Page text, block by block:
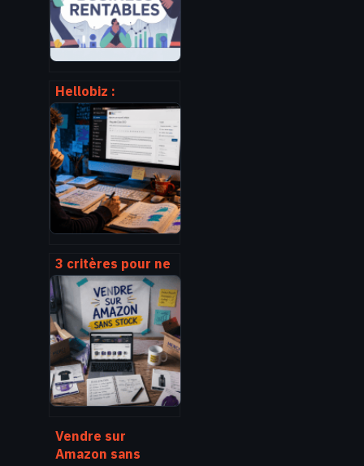
Hellobiz :
comment
s’inspirer des
meilleures idées
business du
moment
3 critères pour ne
plus jamais se
tromper de mot-
clé
Vendre sur
Amazon sans